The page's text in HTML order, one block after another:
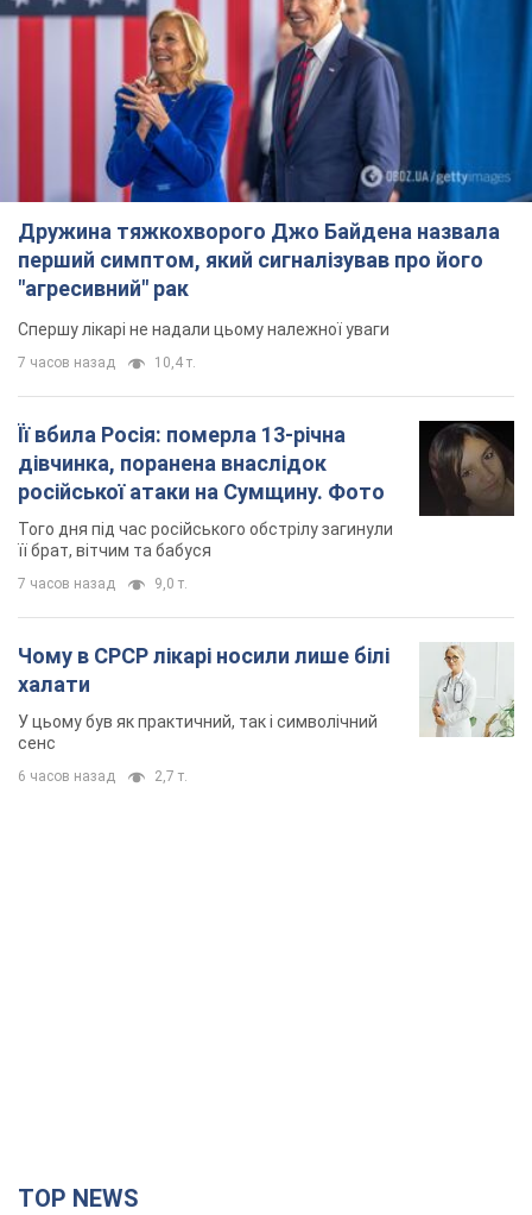
Дружина тяжкохворого Джо Байдена назвала
перший симптом, який сигналізував про його
"агресивний" рак
Спершу лікарі не надали цьому належної уваги
7 часов назад 10,4 т.
Її вбила Росія: померла 13-річна
дівчинка, поранена внаслідок
російської атаки на Сумщину. Фото
Того дня під час російського обстрілу загинули
її брат, вітчим та бабуся
7 часов назад 9,0 т.
Чому в СРСР лікарі носили лише білі
халати
У цьому був як практичний, так і символічний
сенс
6 часов назад 2,7 т.
TOP NEWS